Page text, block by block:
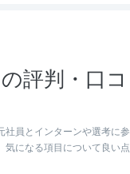
評判・口コ
社員とインターンや選考に
になる項目について良い